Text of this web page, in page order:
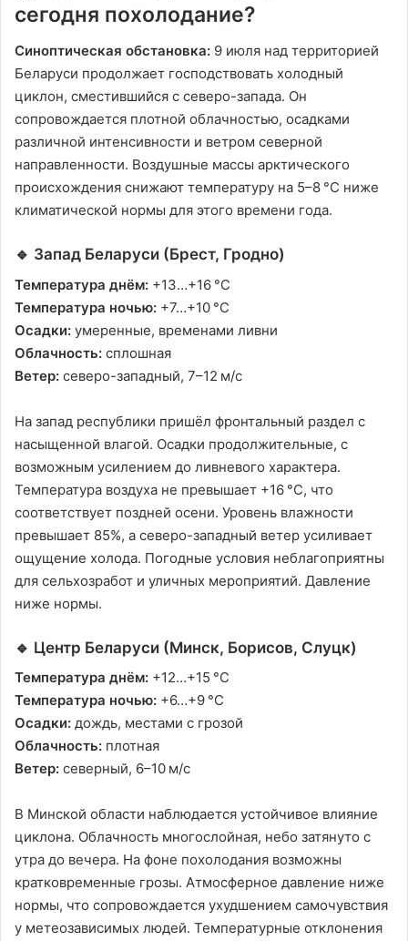
сегодня похолодание?
Синоптическая обстановка: 9 июля над территорией
Беларуси продолжает господствовать холодный
циклон, сместившийся с северо-запада. Он
сопровождается плотной облачностью, осадками
различной интенсивности и ветром северной
направленности. Воздушные массы арктического
происхождения снижают температуру на 5–8 °C ниже
климатической нормы для этого времени года.
🔹 Запад Беларуси (Брест, Гродно)
Температура днём: +13…+16 °C
Температура ночью: +7…+10 °C
Осадки: умеренные, временами ливни
Облачность: сплошная
Ветер: северо-западный, 7–12 м/с
На запад республики пришёл фронтальный раздел с
насыщенной влагой. Осадки продолжительные, с
возможным усилением до ливневого характера.
Температура воздуха не превышает +16 °C, что
соответствует поздней осени. Уровень влажности
превышает 85%, а северо-западный ветер усиливает
ощущение холода. Погодные условия неблагоприятны
для сельхозработ и уличных мероприятий. Давление
ниже нормы.
🔹 Центр Беларуси (Минск, Борисов, Слуцк)
Температура днём: +12…+15 °C
Температура ночью: +6…+9 °C
Осадки: дождь, местами с грозой
Облачность: плотная
Ветер: северный, 6–10 м/с
В Минской области наблюдается устойчивое влияние
циклона. Облачность многослойная, небо затянуто с
утра до вечера. На фоне похолодания возможны
кратковременные грозы. Атмосферное давление ниже
нормы, что сопровождается ухудшением самочувствия
у метеозависимых людей. Температурные отклонения